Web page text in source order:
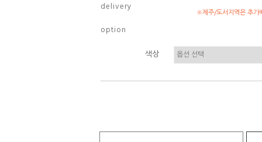
d e l i v e r y
※제주/도서지역은 추가
o p t i o n
색상